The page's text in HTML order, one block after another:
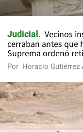
Judicial
Vecinos
cerraban antes que
Suprema ordenó
Por Horacio Gutiérrez